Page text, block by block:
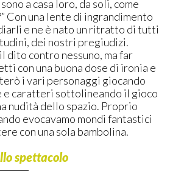
a casa loro, da soli, come
Con una lente di ingrandimento
e ne è nato un ritratto di tutti
dei nostri pregiudizi.
dito contro nessuno, ma far
con una buona dose di ironia e
i vari personaggi giocando
e caratteri sottolineando il gioco
nudità dello spazio. Proprio
evocavamo mondi fantastici
con una sola bambolina.
spettacolo